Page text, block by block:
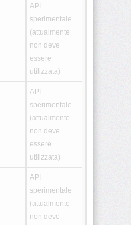
API
sperimentale
(attualmente
non deve
essere
utilizzata)
API
sperimentale
(attualmente
non deve
essere
utilizzata)
API
sperimentale
(attualmente
non deve